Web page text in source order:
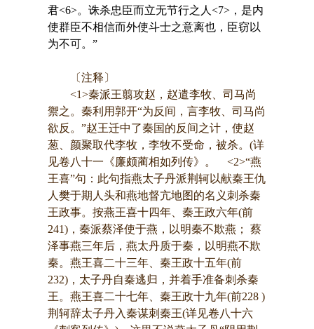
君<6>。诛杀忠臣而立无节行之人<7>，是内
使群臣不相信而外使斗士之意离也，臣窃以
为不可。”
〔注释〕
<1>秦派王翦攻赵，赵遣李牧、司马尚
禦之。秦利用郭开“为反间，言李牧、司马尚
欲反。”赵王迁中了秦国的反间之计，使赵
葱、颜聚取代李牧，李牧不受命，被杀。(详
见卷八十一《廉颇蔺相如列传》。 <2>“燕
王喜”句：此句指燕太子丹派荆轲以献秦王仇
人樊于期人头和燕地督亢地图的名义刺杀秦
王政事。按燕王喜十四年、秦王政六年(前
241)，秦派蔡泽使于燕，以明秦不欺燕； 蔡
泽事燕三年后，燕太丹质于秦，以明燕不欺
秦。燕王喜二十三年、秦王政十五年(前
232)，太子丹自秦逃归，并着手准备刺杀秦
王。燕王喜二十七年、秦王政十九年(前228 )
荆轲辞太子丹入秦谋刺秦王(详见卷八十六